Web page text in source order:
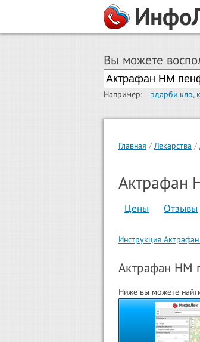
Вы можете
Например: эдарби кло,
Главная Лекарства
Актрафан
Цены Отзывы
Инструкция
Актрафан HM
Ниже вы можете